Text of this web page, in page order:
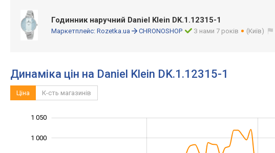
Годинник наручний Daniel Klein DK.1.12315-1
Маркетплейс: Rozetka.ua CHRONOSHOP З нами 7 років (Київ)
Динаміка цін на Daniel Klein DK.1.12315-1
Ціна К-сть магазинів
1 000
1 050